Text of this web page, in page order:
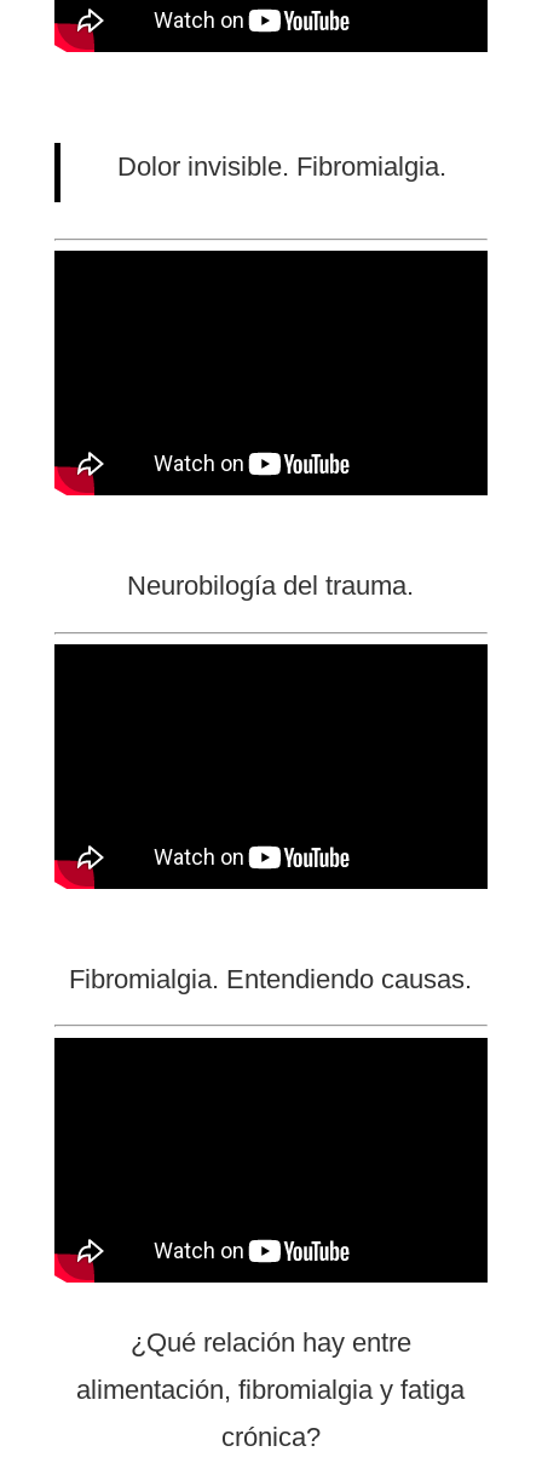
Dolor invisible. Fibromialgia.
Neurobilogía del trauma.
Fibromialgia. Entendiendo causas.
¿Qué relación hay entre
alimentación, fibromialgia y fatiga
crónica?